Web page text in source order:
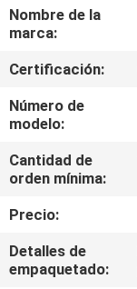
VIAJE
DE
LA
FÁBRICA
CONTROL
CALIDAD
Nombre de la
marca:
Certificación:
Número de
modelo:
Cantidad de
orden mínima:
Precio:
Detalles de
empaquetado: